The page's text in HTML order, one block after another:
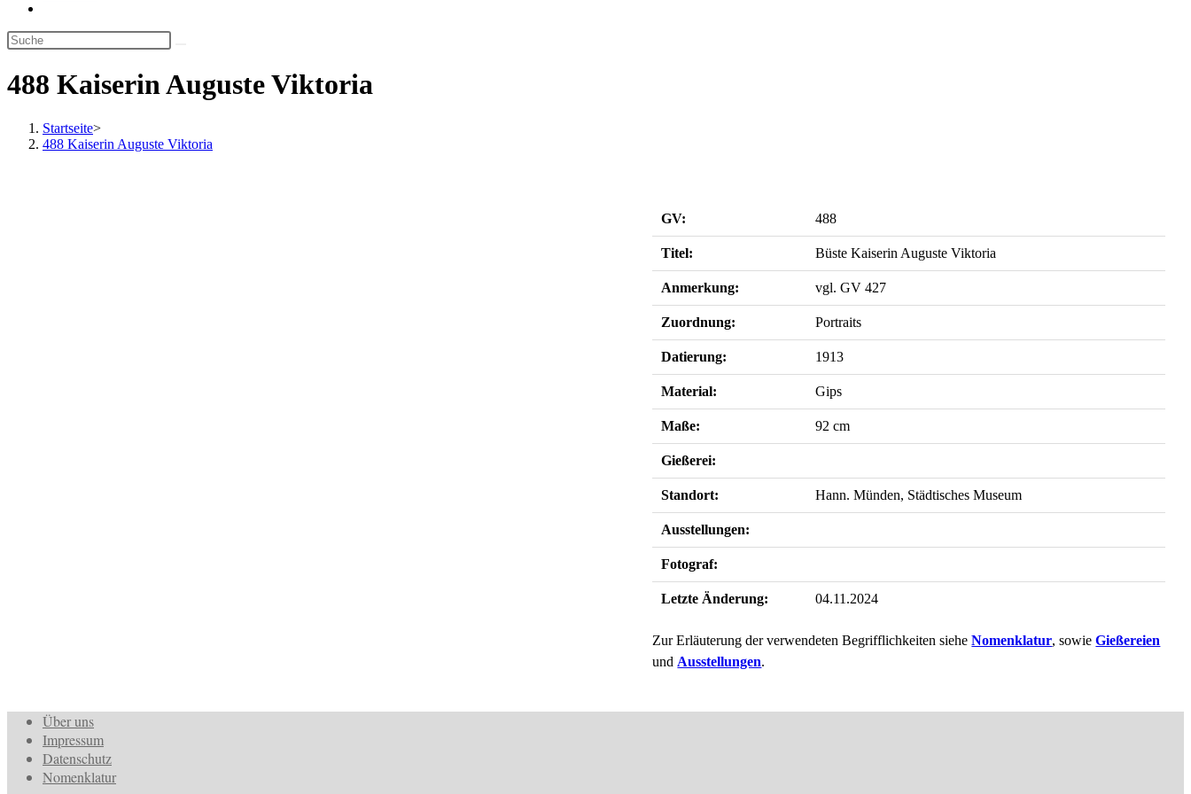
umschalten
488 Kaiserin Auguste Viktoria
Startseite>
488 Kaiserin Auguste Viktoria
GV: 488
Titel: Büste Kaiserin Auguste Viktoria
Anmerkung: vgl. GV 427
Zuordnung: Portraits
Datierung: 1913
Material: Gips
Maße: 92 cm
Gießerei:
Standort: Hann. Münden, Städtisches Museum
Ausstellungen:
Fotograf:
Letzte Änderung: 04.11.2024
Zur Erläuterung der verwendeten Begrifflichkeiten sieheNomenklatur, sowieGießereien
und Ausstellungen.
Über uns
Impressum
Datenschutz
Nomenklatur